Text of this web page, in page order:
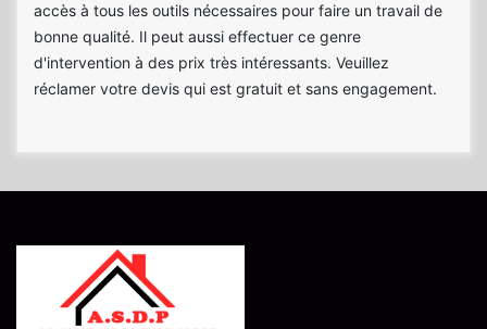
accès à tous les outils nécessaires pour faire un travail de
bonne qualité. Il peut aussi effectuer ce genre
d'intervention à des prix très intéressants. Veuillez
réclamer votre devis qui est gratuit et sans engagement.